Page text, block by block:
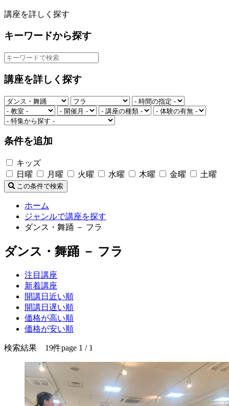
講座を詳しく探す
キーワードから探す
講座を詳しく探す
条件を追加
キッズ
日曜
月曜 火曜 水曜 木曜 金曜 土曜
この条件で検索
ホーム
ジャンルで講座を探す
ダンス・舞踊 － フラ
ダンス・舞踊 － フラ
注目講座
新着講座
開講日近い順
開講日遅い順
価格が高い順
価格が安い順
検索結果 19件page 1 / 1